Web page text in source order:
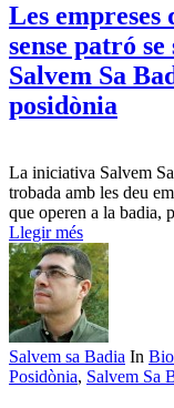
Les empreses
sense patró
Salvem Sa
posidònia
La iniciativa Salvem
trobada amb les deu
que operen a la badia,
Llegir més
Salvem sa Badia In
Posidònia, Salvem Sa